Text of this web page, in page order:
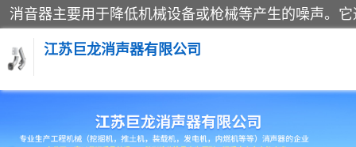
江苏巨龙消声器有限公司
消声器